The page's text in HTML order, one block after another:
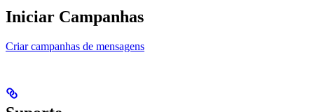
Iniciar Campanhas
Criar campanhas de mensagens